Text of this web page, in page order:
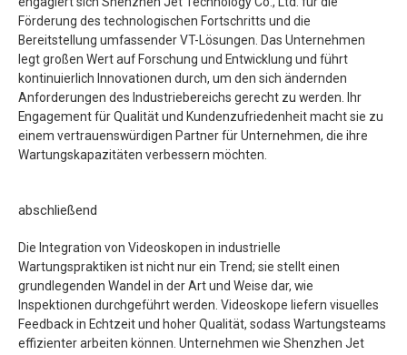
Förderung des technologischen Fortschritts und die
Bereitstellung umfassender VT-Lösungen. Das Unternehmen
legt großen Wert auf Forschung und Entwicklung und führt
kontinuierlich Innovationen durch, um den sich ändernden
Anforderungen des Industriebereichs gerecht zu werden. Ihr
Engagement für Qualität und Kundenzufriedenheit macht sie zu
einem vertrauenswürdigen Partner für Unternehmen, die ihre
Wartungskapazitäten verbessern möchten.
abschließend
Die Integration von Videoskopen in industrielle
Wartungspraktiken ist nicht nur ein Trend; sie stellt einen
grundlegenden Wandel in der Art und Weise dar, wie
Inspektionen durchgeführt werden. Videoskope liefern visuelles
Feedback in Echtzeit und hoher Qualität, sodass Wartungsteams
effizienter arbeiten können. Unternehmen wie Shenzhen Jet